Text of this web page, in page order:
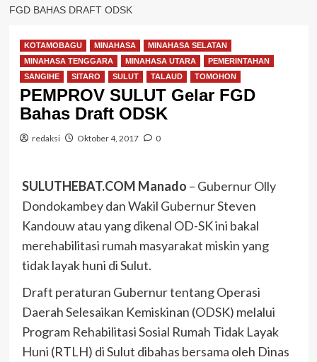
FGD BAHAS DRAFT ODSK
KOTAMOBAGU MINAHASA
MINAHASA SELATAN
MINAHASA TENGGARA
MINAHASA UTARA
PEMERINTAHAN
SANGIHE
SITARO SULUT TALAUD TOMOHON
PEMPROV SULUT Gelar FGD
Bahas Draft ODSK
redaksi Oktober 4, 2017 0
SULUTHEBAT.COM Manado – Gubernur Olly
Dondokambey dan Wakil Gubernur Steven
Kandouw atau yang dikenal OD-SK ini bakal
merehabilitasi rumah masyarakat miskin yang
tidak layak huni di Sulut.
Draft peraturan Gubernur tentang Operasi
Daerah Selesaikan Kemiskinan (ODSK) melalui
Program Rehabilitasi Sosial Rumah Tidak Layak
Huni (RTLH) di Sulut dibahas bersama oleh Dinas